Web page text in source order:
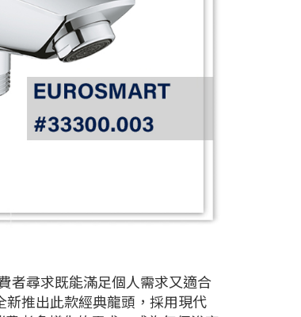
者尋求既能滿足個人需求又適合
新推出此款經典龍頭，採用現代